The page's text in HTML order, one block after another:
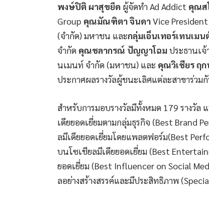
พงษ์ปิติ ผาสุขยืด ผู้จัดทำ Ad Addict คุณส
Group คุณมัณฑิตา จินดาVice
(จำกัด) มหาชน และกลุ่มเอ็นเทอร์เทนเม
จำกัด คุณชลากรณ์ ปัญญาโฉมประธานเ
นเมนท์ จำกัด (มหาชน) และ คุณวิเชียร ฤ
ประกาศผลรางวัลผู้ชนะเลิศแต่ละสาขาร่วม
สำหรับการมอบรางวัลมีทั้งหมด 179 รางวั
เดียยอดเยี่ยมตามกลุ่มธุรกิจ (Best Brand
ลมีเดียยอดเยี่ยมโดยแพลตฟอร์ม(Best
บนโซเชียลมีเดียยอดเยี่ยม (Best
ยอดเยี่ยม (Best Influencer on Social
ลอย่างสร้างสรรค์และมีประสิทธิภาพ